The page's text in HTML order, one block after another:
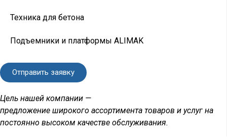
Техника для бетона
Подъемники и платформы ALIMAK
Отправить заявку
Цель нашей компании —
предложение широкого ассортимента товаров и услуг на
постоянно высоком качестве обслуживания.